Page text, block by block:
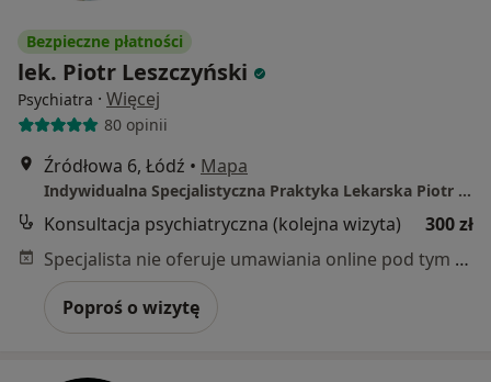
Bezpieczne płatności
lek. Piotr Leszczyński
Psychiatra · Więcej
80 opinii
Źródłowa 6, Łódź • Mapa
Indywidualna Specjalistyczna Praktyka Lekarska Piotr Leszczyński
Konsultacja psychiatryczna (kolejna wizyta)
300 zł
Specjalista nie oferuje umawiania online pod tym adresem.
Poproś o wizytę